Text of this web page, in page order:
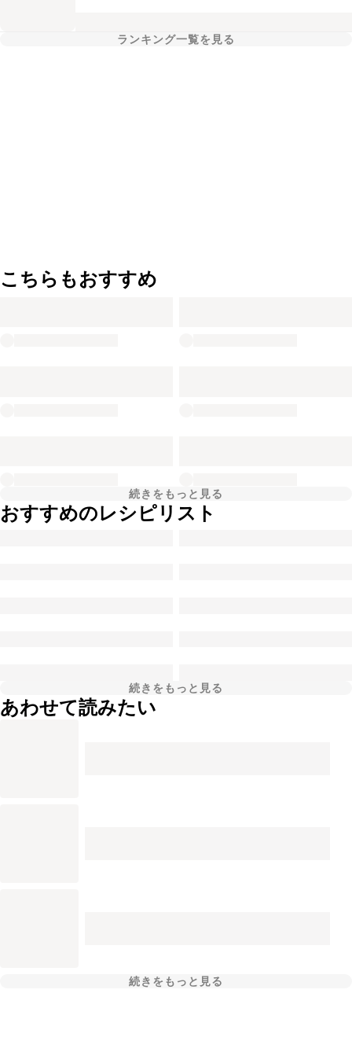
ランキング一覧を見る
こちらもおすすめ
続きをもっと見る
おすすめのレシピリスト
続きをもっと見る
あわせて読みたい
続きをもっと見る